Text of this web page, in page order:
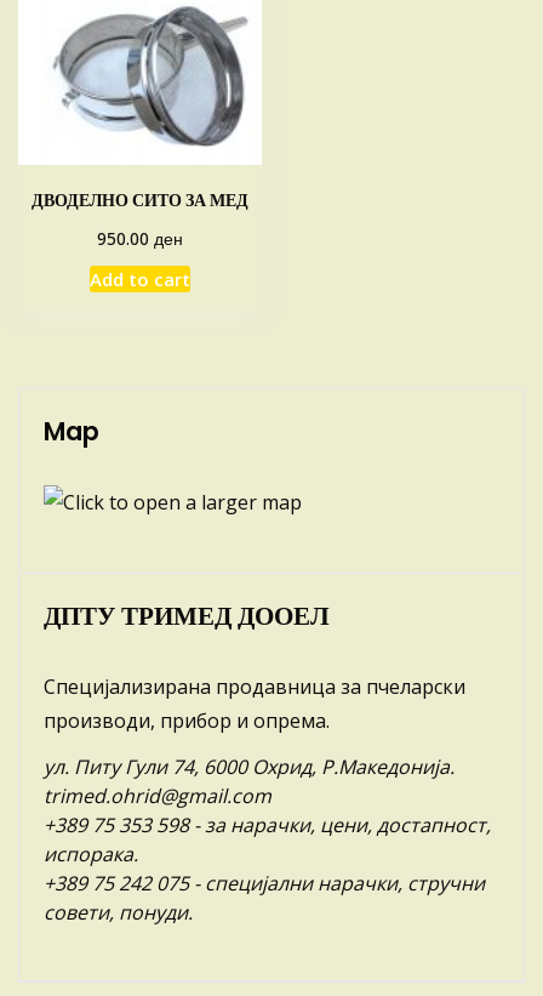
ДВОДЕЛНО СИТО ЗА МЕД
950.00 ден
Add to cart
Map
ДПТУ ТРИМЕД ДООЕЛ
Специјализирана продавница за пчеларски
производи, прибор и опрема.
ул. Питу Гули 74, 6000 Охрид, Р.Македонија.
trimed.ohrid@gmail.com
+389 75 353 598- за нарачки, цени, достапност,
испорака.
+389 75 242 075- специјални нарачки, стручни
совети, понуди.